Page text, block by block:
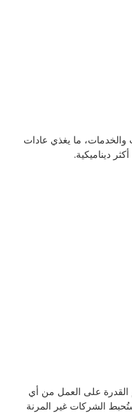
والخدمات، ما يغذي عادات
ديناميكية.
على العمل من أي
الشركات غير المرنة